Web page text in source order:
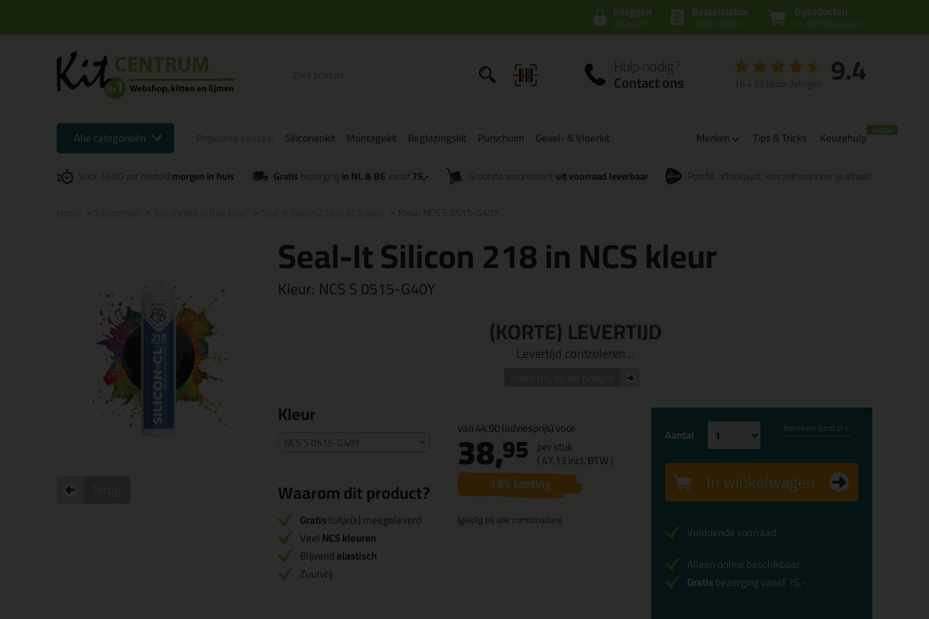
0 producten
in winkelwagen
Bestelstatus
controleren
Inloggen
account
Hulp nodig?
Contact ons 9.4
16.432 beoordelingen
Alle categorieën Siliconenkit Montagekit Beglazingskit Purschuim Gevel- & Vloerkit Merken Tips & Tricks Keuzehulp
Voor 16:00 uur besteldmorgen in huis Gratisbezorgingin NL & BEvanaf 75,- Grootste assortiment uit voorraad leverbaar PostNL afhaalpunt: kies zelf wanneer je afhaalt
Kleur: NCS S 0515-G40Y
Seal-It Silicon 218 in NCS kleur
Kleur: NCS S 0515-G40Y
(KORTE) LEVERTIJD
Levertijd controleren...
Kleur
NCS S 0515-G40Y
Waarom dit product?
Gratistuitje(s) meegeleverd
Veel NCS kleuren
Blijvendelastisch
Zuurvrij
van44,90(adviesprijs) voor
38,95 per stuk
(47,13incl. BTW )
13% korting
(geldig bij alle combinaties)
Aantal bereken aantal >
In winkelwagen
Voldoende voorraad
Alleen online beschikbaar
Gratisbezorging vanaf 75,-